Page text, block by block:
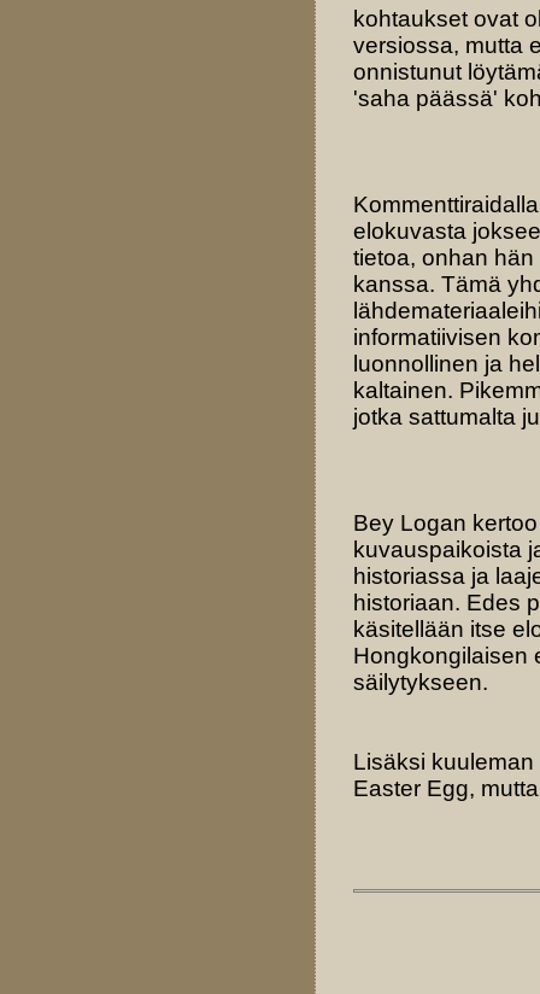
kohtaukset ovat
versiossa, mutta
onnistunut
'saha päässä'
elokuvasta
tietoa, onhan
kanssa. Tämä
informatiivisen
luonnollinen ja
kaltainen.
jotka sattumalta
Bey Logan
kuvauspaikoista
historiassa ja
historiaan. Edes
käsitellään itse
Hongkongilaisen
säilytykseen.
Lisäksi
Easter Egg,